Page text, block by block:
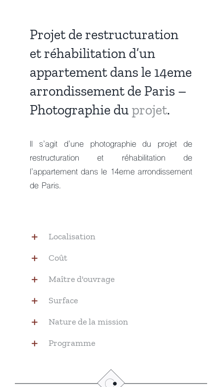
Projet de restructuration
et réhabilitation d’un
appartement dans le 14eme
arrondissement de Paris –
Photographie duprojet.
Il s’agit d’une photographie du projet de
restructuration et réhabilitation de
l’appartement dans le 14eme arrondissement
de Paris.
Localisation
Coût
Maître d'ouvrage
Surface
Nature de la mission
Programme